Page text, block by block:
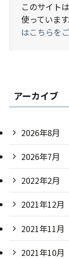
このサイト
使っています
はこちらを
アーカイブ
2026年8月
2026年7月
2022年2月
2021年12月
2021年11月
2021年10月